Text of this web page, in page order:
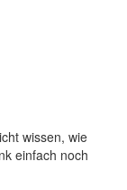
wissen, wie
einfach noch